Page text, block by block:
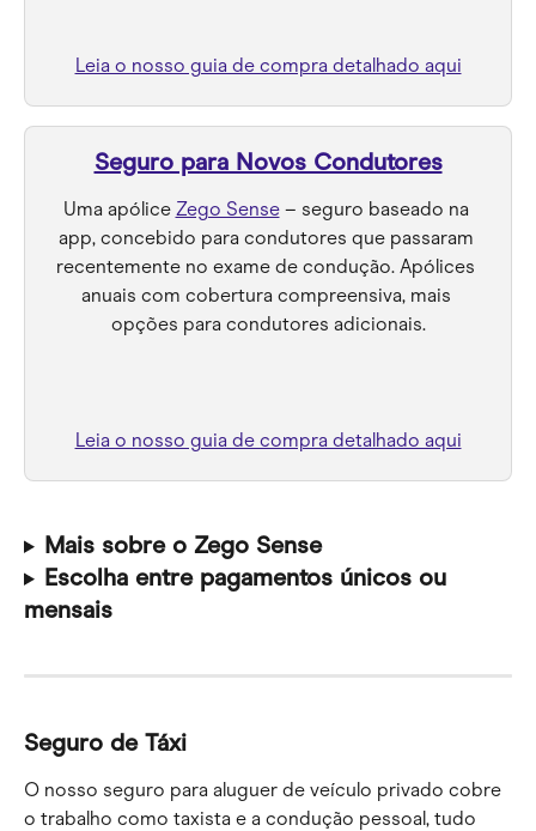
Leia o nosso guia de compra detalhado aqui
Seguro para Novos Condutores
Uma apólice Zego Sense – seguro baseado na
app, concebido para condutores que passaram
recentemente no exame de condução. Apólices
anuais com cobertura compreensiva, mais
opções para condutores adicionais.
Leia o nosso guia de compra detalhado aqui
Mais sobre o Zego Sense
Escolha entre pagamentos únicos ou
mensais
Seguro de Táxi
O nosso seguro para aluguer de veículo privado cobre
o trabalho como taxista e a condução pessoal, tudo